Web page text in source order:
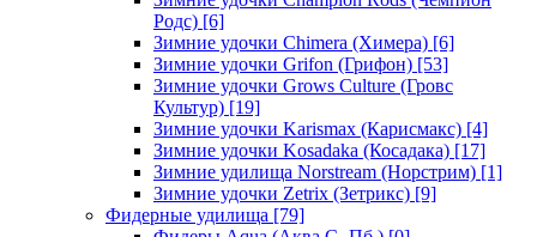
Родс) [6]
Зимние удочки Chimera (Химера) [6]
Зимние удочки Grifon (Грифон) [53]
Зимние удочки Grows Culture (Гровс
Культур) [19]
Зимние удочки Karismax (Карисмакс) [4]
Зимние удочки Kosadaka (Косадака) [17]
Зимние удилища Norstream (Норстрим) [1]
Зимние удочки Zetrix (Зетрикс) [9]
Фидерные удилища [79]